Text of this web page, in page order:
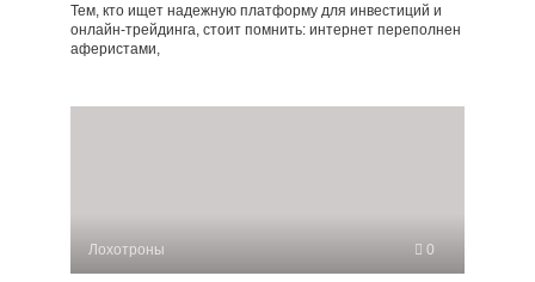
Тем, кто ищет надежную платформу для инвестиций и
онлайн-трейдинга, стоит помнить: интернет переполнен
аферистами,
Лохотроны 0